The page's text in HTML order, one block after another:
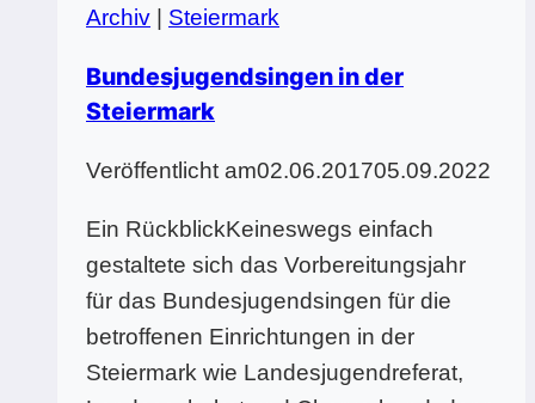
Archiv Steiermark
Bundesjugendsingen in der
Steiermark
Veröffentlicht am02.06.201705.09.2022
Ein RückblickKeineswegs einfach
gestaltete sich das Vorbereitungsjahr
für das Bundesjugendsingen für die
betroffenen Einrichtungen in der
Steiermark wie Landesjugendreferat,